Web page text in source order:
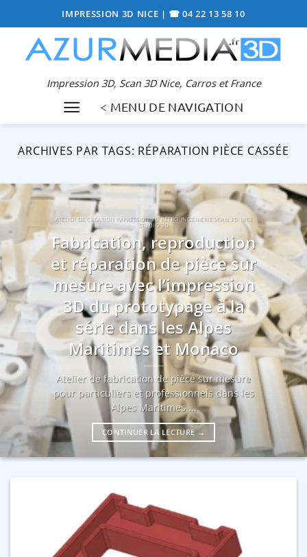
au
contenu
IMPRESSION 3D NICE | ☎ 04 22 13 58 10
Impression 3D, Scan 3D Nice, Carros et France
< MENU DE NAVIGATION
ARCHIVES PAR TAGS: RÉPARATION PIÈCE CASSÉE
ATELIER DE CRÉATION IMPRESSION 3D RÉTRO-INGÉNIERIE SCAN 3D NICE
STUDIO 3D
Fabrication, reproduction
et réparation de pièce sur
mesure avec l’impression
3D du prototypage à la
série dans les Alpes
Maritimes et Monaco
Atelier de fabrication de pièce sur mesure
pour particuliers et professionnels dans les
Alpes Maritimes ...
CONTINUER LA LECTURE →